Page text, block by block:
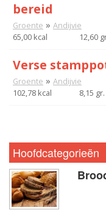
bereid
Groente » Andijvie
65,00 kcal
12,60
Verse
Groente » Andijvie
102,78 kcal
8,15 gr.
Hoofdcategorieën